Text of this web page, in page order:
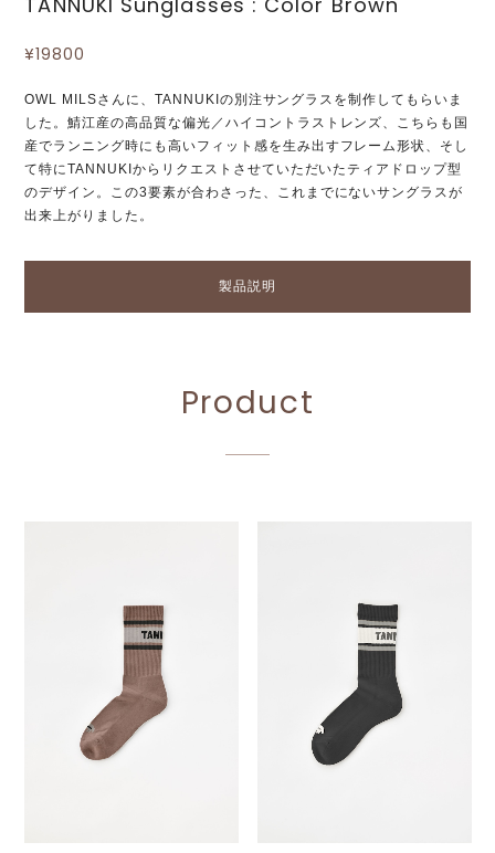
¥19800
OWL MILSさんに、TANNUKIの別注サングラスを制作してもらいま
した。鯖江産の高品質な偏光／ハイコントラストレンズ、こちらも国
産でランニング時にも高いフィット感を生み出すフレーム形状、そし
て特にTANNUKIからリクエストさせていただいたティアドロップ型
のデザイン。この3要素が合わさった、これまでにないサングラスが
出来上がりました。
製品説明
Product